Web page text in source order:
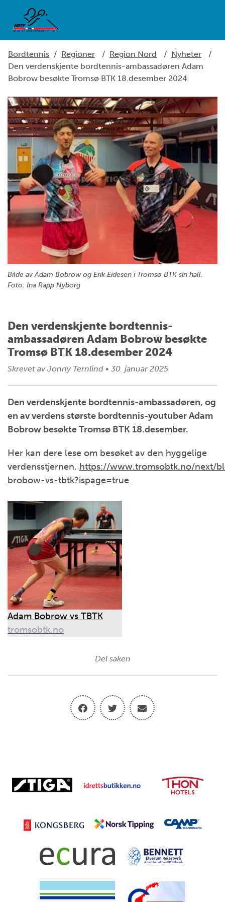
Bordtennis / Regioner / Region Nord / Nyheter
/
Den verdenskjente bordtennis-ambassadøren Adam
Bobrow besøkte Tromsø BTK 18.desember 2024
Bilde av Adam Bobrow og Erik Eidesen i Tromsø BTK sin hall.
Foto: Ina Rapp Nyborg
Den verdenskjente bordtennis-
ambassadøren Adam Bobrow besøkte
Tromsø BTK 18.desember 2024
Skrevet av Jonny Ternlind • 30. januar 2025
Den verdenskjente bordtennis-ambassadøren, og
en av verdens største bordtennis-youtuber Adam
Bobrow besøkte Tromsø BTK 18.desember.
Her kan dere lese om besøket av den hyggelige
verdensstjernen. https://www.tromsobtk.no/next/
brobow-vs-tbtk?ispage=true
Adam Bobrow vs TBTK
tromsobtk.no
Del saken